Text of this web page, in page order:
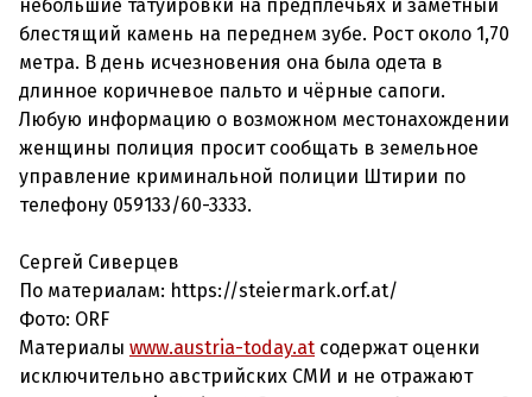
небольшие татуировки на предплечьях и заметный
блестящий камень на переднем зубе. Рост около 1,70
метра. В день исчезновения она была одета в
длинное коричневое пальто и чёрные сапоги.
Любую информацию о возможном местонахождении
женщины полиция просит сообщать в земельное
управление криминальной полиции Штирии по
телефону 059133/60-3333.
Сергей Сиверцев
По материалам: https://steiermark.orf.at/
Фото: ORF
Материалы www.austria-today.at содержат оценки
исключительно австрийских СМИ и не отражают